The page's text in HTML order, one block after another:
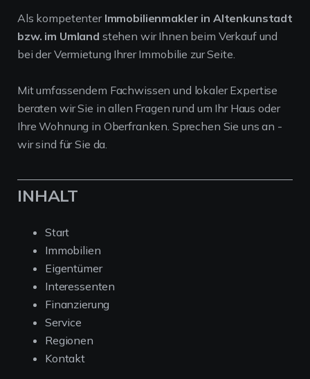
Als kompetenter Immobilienmakler in Altenkunstadt
bzw. im Umland stehen wir Ihnen beim Verkauf und
bei der Vermietung Ihrer Immobilie zur Seite.
Mit umfassendem Fachwissen und lokaler Expertise
beraten wir Sie in allen Fragen rund um Ihr Haus oder
Ihre Wohnung in Oberfranken. Sprechen Sie uns an -
wir sind für Sie da.
INHALT
Start
Immobilien
Eigentümer
Interessenten
Finanzierung
Service
Regionen
Kontakt